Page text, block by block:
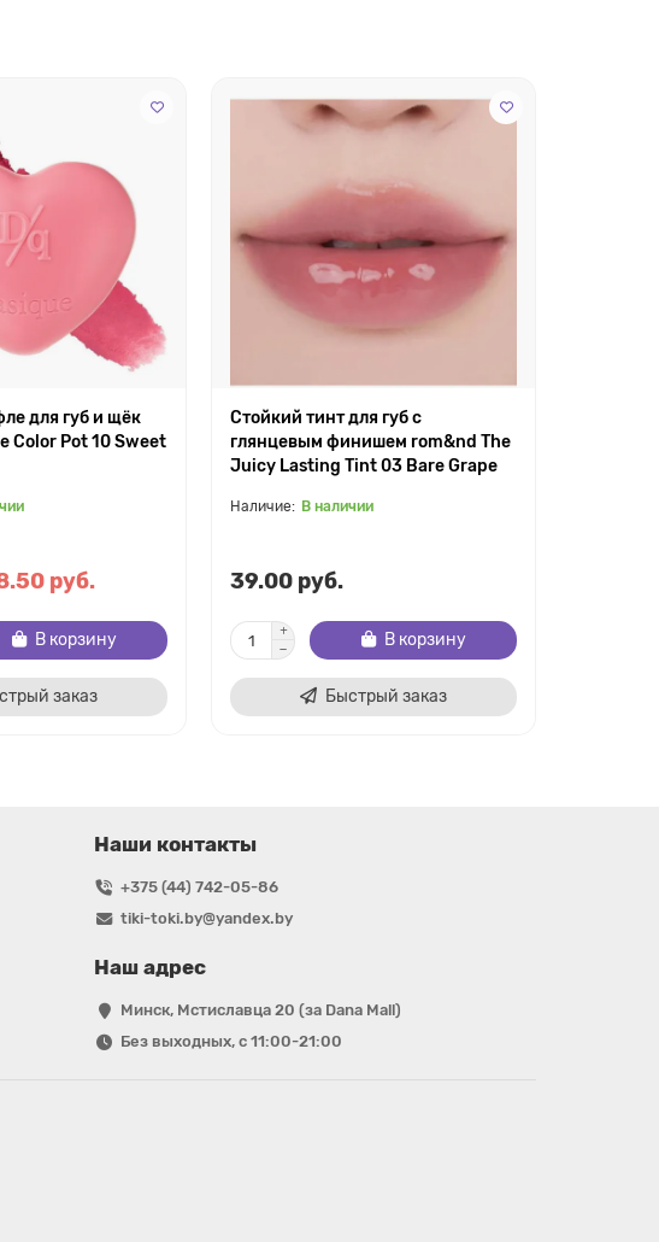
для губ и щёк
Color Pot 10 Sweet
руб.
В корзину
заказ
Стойкий тинт для губ с
глянцевым финишем rom&nd The
Juicy Lasting Tint 03 Bare Grape
В наличии
39.00 руб.
В корзину
Быстрый заказ
Наши контакты
+375 (44) 742-05-86
tiki-toki.by@yandex.by
Наш адрес
Минск, Мстиславца 20 (за Dana Mall)
Без выходных, с 11:00-21:00